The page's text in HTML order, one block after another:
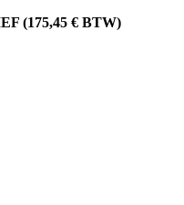
(175,45 € BTW)